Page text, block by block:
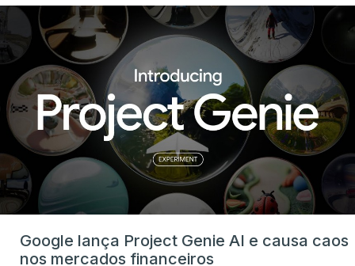
Google lança Project Genie AI e causa caos
nos mercados financeiros